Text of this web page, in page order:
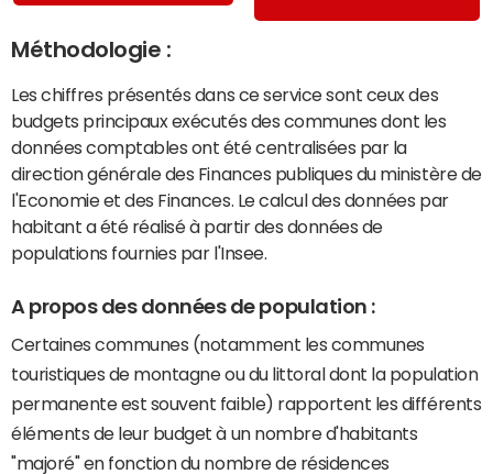
Méthodologie :
Les chiffres présentés dans ce service sont ceux des
budgets principaux exécutés des communes dont les
données comptables ont été centralisées par la
direction générale des Finances publiques du ministère de
l'Economie et des Finances. Le calcul des données par
habitant a été réalisé à partir des données de
populations fournies par l'Insee.
A propos des données de population :
Certaines communes (notamment les communes
touristiques de montagne ou du littoral dont la population
permanente est souvent faible) rapportent les différents
éléments de leur budget à un nombre d'habitants
"majoré" en fonction du nombre de résidences